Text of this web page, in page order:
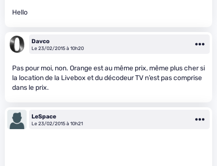
Hello
Davco
Le 23/02/2015 à 10h20
Pas pour moi, non. Orange est au même prix, même plus cher si
la location de la Livebox et du décodeur TV n’est pas comprise
dans le prix.
LeSpace
Le 23/02/2015 à 10h21